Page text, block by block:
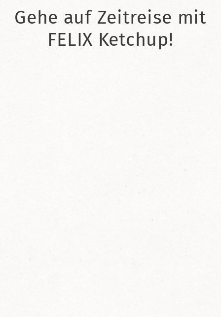
Gehe auf Zeitreise mit
FELIX Ketchup!